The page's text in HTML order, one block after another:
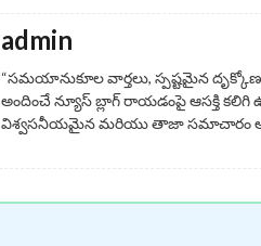
admin
“సమయానుకూల వార్తలు, స్పష్టమైన
అందించే న్యూస్ బ్లాగ్ రాయడంపై ఆసక్తి కలిగి
విశ్వసనీయమైన మరియు తాజా సమాచారం